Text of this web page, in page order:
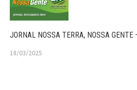
JORNAL NOSSA TERRA, NOSSA
18/03/2025